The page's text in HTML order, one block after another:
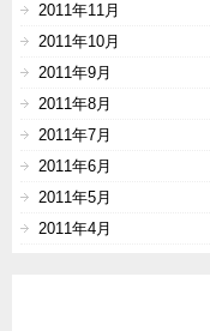
2011年11月
2011年10月
2011年9月
2011年8月
2011年7月
2011年6月
2011年5月
2011年4月